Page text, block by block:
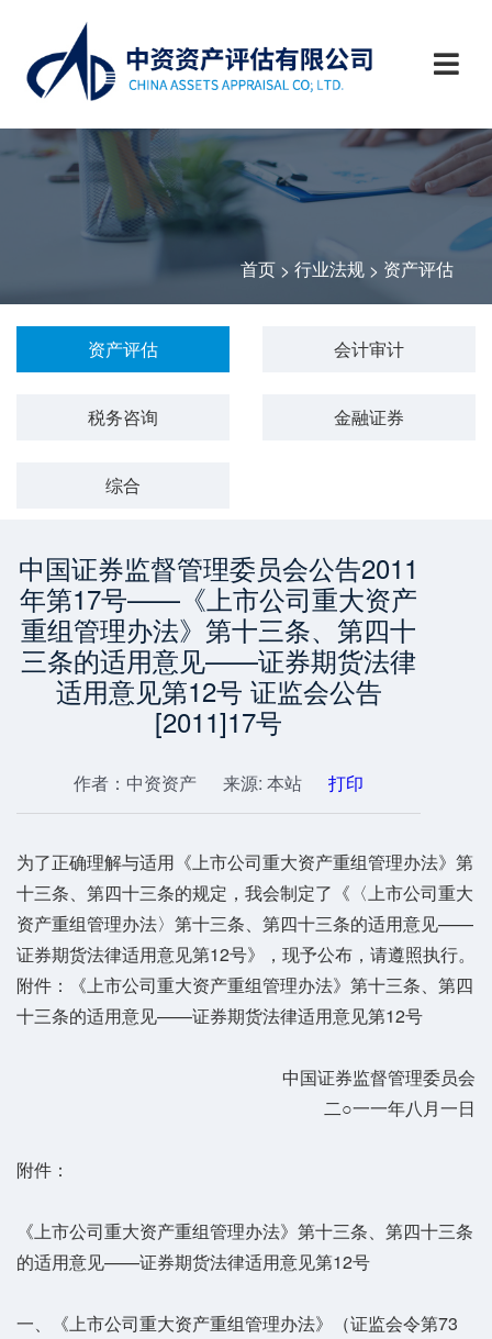
首页 > 行业法规 > 资产评估
资产评估 会计审计
税务咨询 金融证券
综合
中国证券监督管理委员会公告2011
年第17号——《上市公司重大资产
重组管理办法》第十三条、第四十
三条的适用意见——证券期货法律
适用意见第12号 证监会公告
[2011]17号
作者：中资资产 来源: 本站 打印
为了正确理解与适用《上市公司重大资产重组管理办法》第
十三条、第四十三条的规定，我会制定了《〈上市公司重大
资产重组管理办法〉第十三条、第四十三条的适用意见——
证券期货法律适用意见第12号》，现予公布，请遵照执行。
附件：《上市公司重大资产重组管理办法》第十三条、第四
十三条的适用意见——证券期货法律适用意见第12号
中国证券监督管理委员会
二○一一年八月一日
附件：
《上市公司重大资产重组管理办法》第十三条、第四十三条
的适用意见——证券期货法律适用意见第12号
一、《上市公司重大资产重组管理办法》（证监会令第73